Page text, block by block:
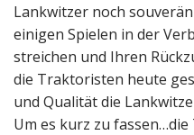
Lankwitzer noch
einigen Spielen in der
streichen und Ihren
die Traktoristen heute
und Qualität die
Um es kurz zu